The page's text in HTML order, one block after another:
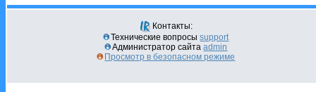
Контакты:
Технические вопросыsupport
Администратор сайтаadmin
Просмотр в безопасном режиме